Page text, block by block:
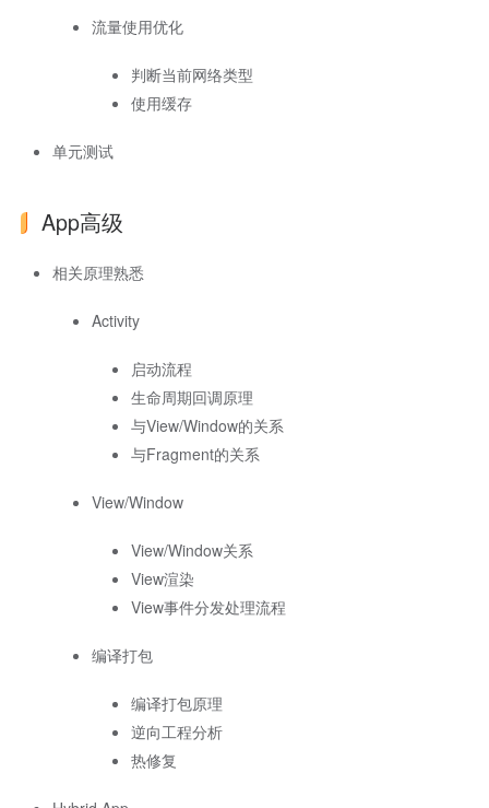
流量使用优化
判断当前网络类型
使用缓存
单元测试
App高级
相关原理熟悉
Activity
启动流程
生命周期回调原理
与View/Window的关系
与Fragment的关系
View/Window
View/Window关系
View渲染
View事件分发处理流程
编译打包
编译打包原理
逆向工程分析
热修复